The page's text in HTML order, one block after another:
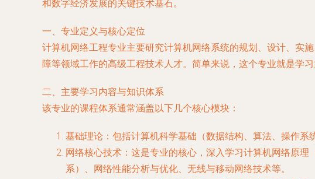
和数字经济发展的关键技术基石。
一、专业定义与核心定位
计算机网络工程专业主要研究计算机网络系统的规划、设计、实
障等领域工作的高级工程技术人才。简单来说，这个专业就是学
二、主要学习内容与知识体系
该专业的课程体系通常涵盖以下几个核心模块：
基础理论 ：包括计算机科学基础（数据结构、算法、操作
网络核心技术 ：这是专业的核心，深入学习计算机网络原
系）、网络性能分析与优化、无线与移动网络技术等。